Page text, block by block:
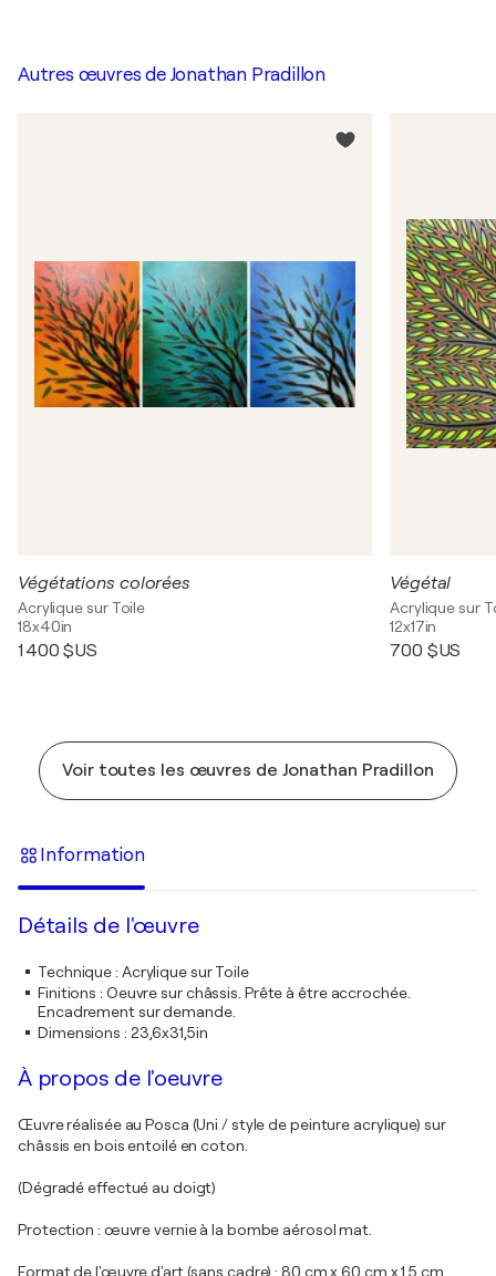
Autres œuvres de Jonathan Pradillon
Végétations colorées
Acrylique sur Toile
18x40in
1 400 $US
Végétal
Acrylique sur
12x17in
700 $US
Voir toutes les œuvres de Jonathan Pradillon
Information
Détails de l'œuvre
Technique: Acrylique sur Toile
Finitions : Oeuvre sur châssis. Prête à être accrochée.
Encadrement sur demande.
Dimensions : 23,6x31,5in
À propos de l'oeuvre
Œuvre réalisée au Posca (Uni / style de peinture acrylique) sur
châssis en bois entoilé en coton.
(Dégradé effectué au doigt)
Protection : œuvre vernie à la bombe aérosol mat.
Format de l'œuvre d'art (sans cadre) : 80 cm x 60 cm x 1,5 cm.